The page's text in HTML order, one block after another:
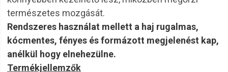
természetes mozgását.
Rendszeres használat mellett a haj rugalmas,
kócmentes, fényes és formázott megjelenést kap,
anélkül hogy elnehezülne.
Termékjellemzők